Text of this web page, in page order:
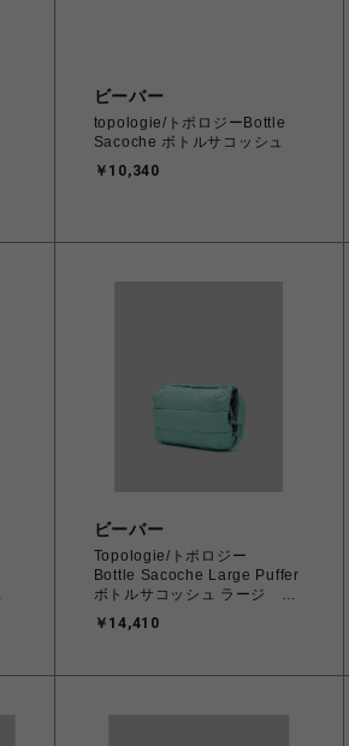
ビーバー
topologie/トポロジーBottle
Sacoche ボトルサコッシュ
￥10,340
ビーバー
Topologie/トポロジー
Bottle Sacoche Large Puffer
ボトルサコッシュ ラージ パ
￥14,410